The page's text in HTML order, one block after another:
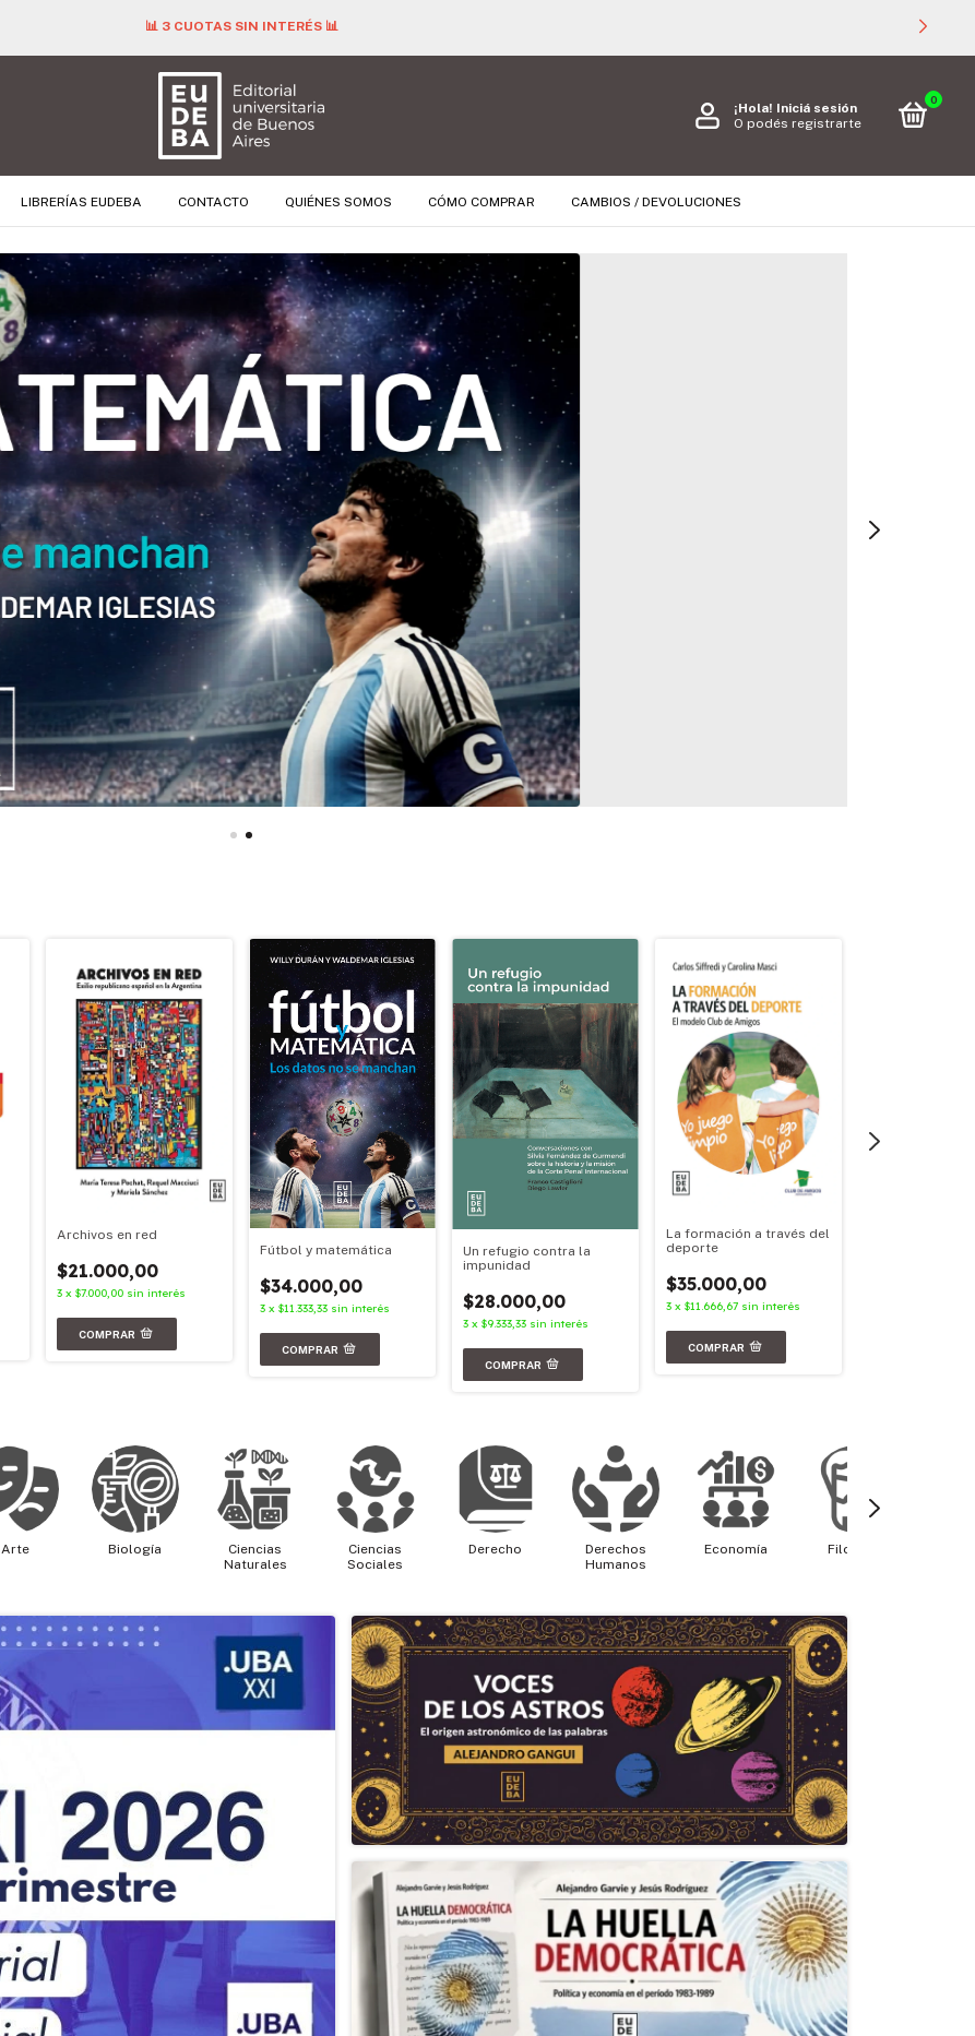
📊 3 CUOTAS SIN INTERÉS 📊
¡Hola! Iniciá sesión
O podés registrarte
0
LIBRERÍAS EUDEBA CONTACTO QUIÉNES SOMOS CÓMO COMPRAR CAMBIOS / DEVOLUCIONES
Archivos en red
$21.000,00
3 x $7.000,00 sin interés
Fútbol y matemática
$34.000,00
3 x $11.333,33 sin interés
Un refugio contra la
impunidad
$28.000,00
3 x $9.333,33 sin interés
La formación a través del
deporte
$35.000,00
3 x $11.666,67 sin interés
Arte Biología
Ciencias
Naturales
Ciencias
Sociales
Derecho
Derechos
Humanos
Economía Filosofía